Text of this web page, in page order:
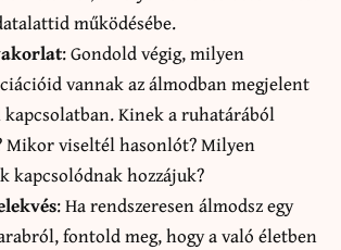
működésébe.
: Gondold végig, milyen
vannak az álmodban megjelent
Kinek a ruhatárából
Mikor viseltél hasonlót? Milyen
kapcsolódnak hozzájuk?
: Ha rendszeresen álmodsz egy
fontold meg, hogy a való életben